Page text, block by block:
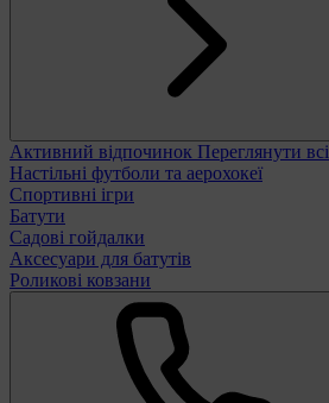
Активний відпочинок Переглянути всі
Настільні футболи та аерохокеї
Спортивні ігри
Батути
Садові гойдалки
Аксесуари для батутів
Роликові ковзани